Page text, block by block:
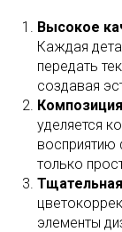
Высокое
Каждая
передать
создавая
уделяется
восприятию
только
элементы